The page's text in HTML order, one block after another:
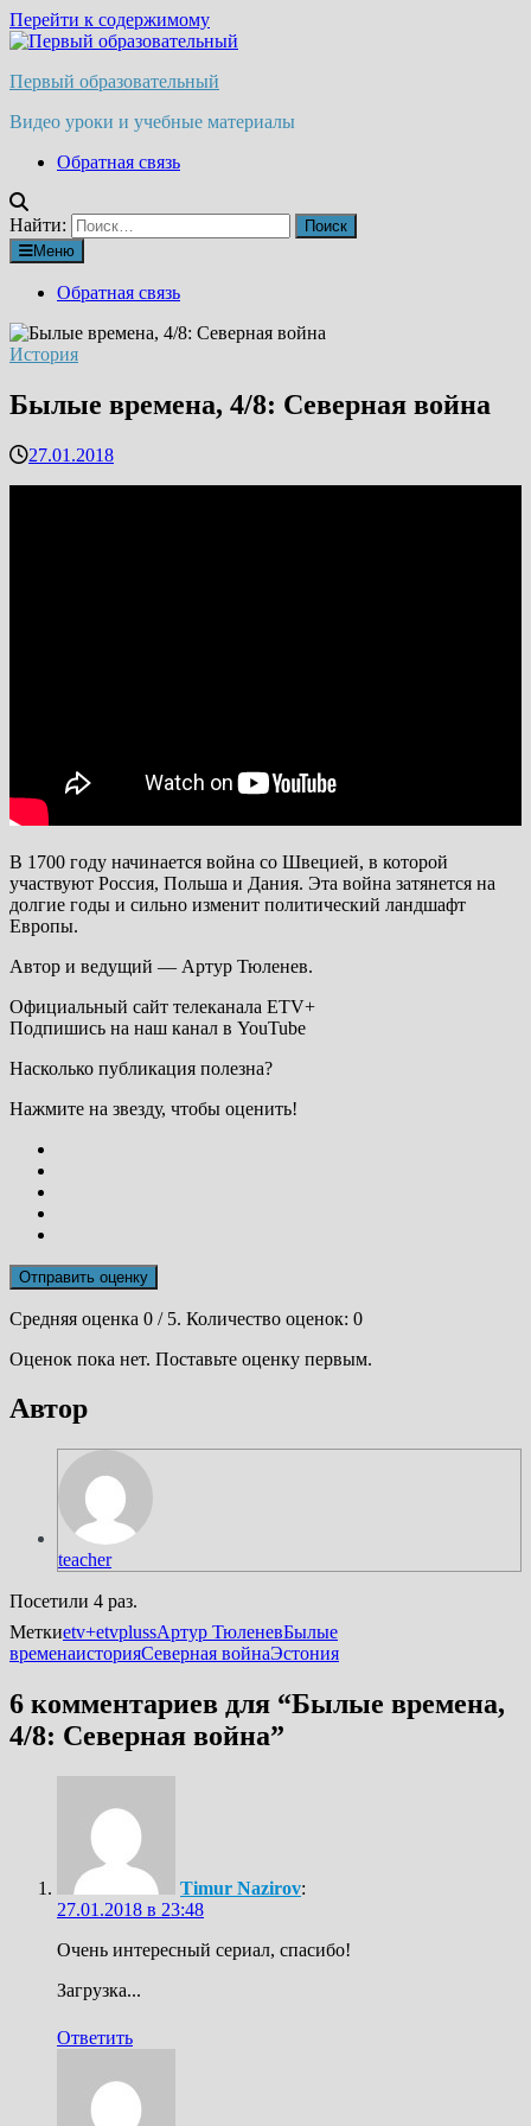
Перейти к содержимому
Первый образовательный
Видео уроки и учебные материалы
Обратная связь
Найти:
Меню
Обратная связь
История
Былые времена, 4/8: Северная война
27.01.2018
В 1700 году начинается война со Швецией, в которой
участвуют Россия, Польша и Дания. Эта война затянется на
долгие годы и сильно изменит политический ландшафт
Европы.
Автор и ведущий — Артур Тюленев.
Официальный сайт телеканала ETV+
Подпишись на наш канал в YouTube
Насколько публикация полезна?
Нажмите на звезду, чтобы оценить!
Отправить оценку
Средняя оценка 0 / 5. Количество оценок: 0
Оценок пока нет. Поставьте оценку первым.
Автор
teacher
Посетили 4 раз.
Меткиetv+etvplussАртур ТюленевБылые
временаисторияСеверная войнаЭстония
6 комментариев для “Былые времена,
4/8: Северная война”
Timur Nazirov:
27.01.2018 в 23:48
Очень интересный сериал, спасибо!
Загрузка...
Ответить